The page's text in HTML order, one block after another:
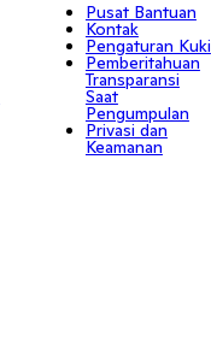
Pusat Bantuan
Kontak
Pengaturan Kuki
Pemberitahuan
Transparansi
Saat
Pengumpulan
Privasi dan
Keamanan